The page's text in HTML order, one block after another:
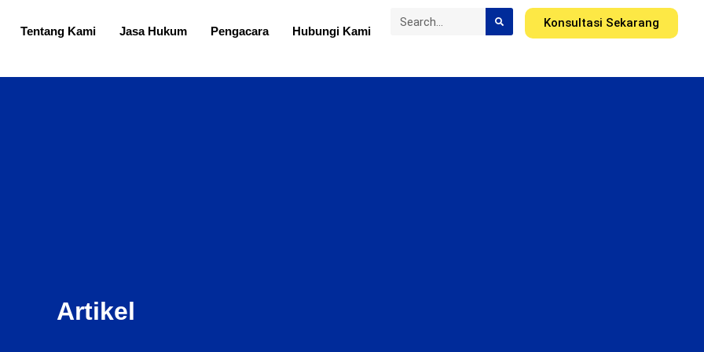
Tentang Kami Jasa Hukum Pengacara Hubungi Kami
Konsultasi Sekarang
Artikel